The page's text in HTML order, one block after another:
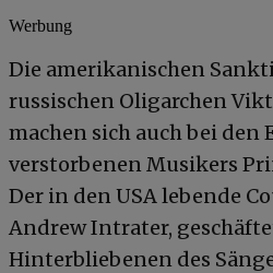
Werbung
Die amerikanischen
russischen Oligarchen
machen sich auch bei den
verstorbenen Musikers
Der in den USA lebende
Andrew Intrater,
Hinterbliebenen des